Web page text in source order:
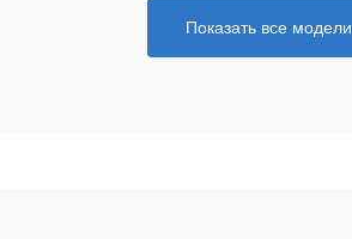
Показать все модели